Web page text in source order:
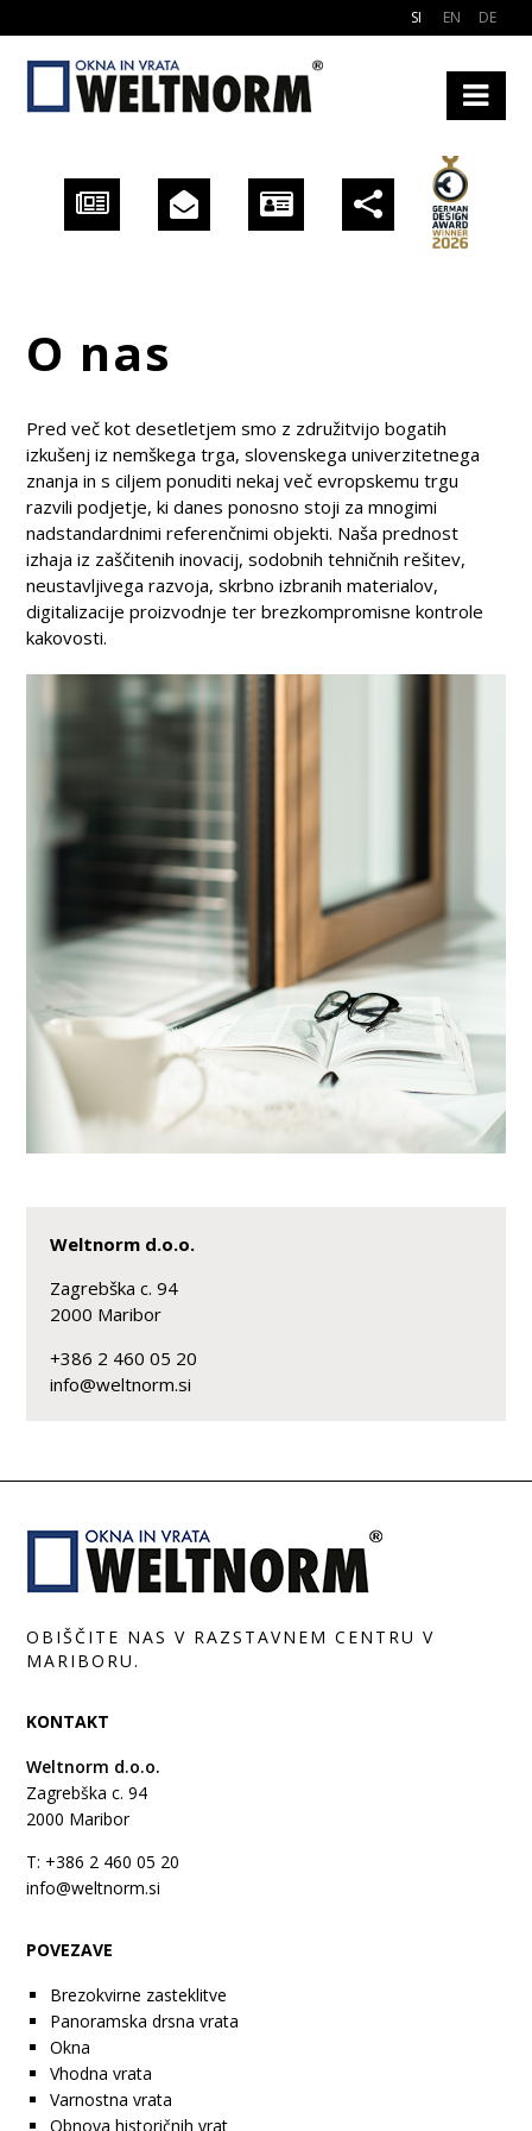
SI EN DE
O nas
Pred več kot desetletjem smo z združitvijo bogatih
izkušenj iz nemškega trga, slovenskega univerzitetnega
znanja in s ciljem ponuditi nekaj več evropskemu trgu
razvili podjetje, ki danes ponosno stoji za mnogimi
nadstandardnimi referenčnimi objekti. Naša prednost
izhaja iz zaščitenih inovacij, sodobnih tehničnih rešitev,
neustavljivega razvoja, skrbno izbranih materialov,
digitalizacije proizvodnje ter brezkompromisne kontrole
kakovosti.
Weltnorm d.o.o.
Zagrebška c. 94
2000 Maribor
+386 2 460 05 20
info@weltnorm.si
OBIŠČITE NAS V RAZSTAVNEM CENTRU V
MARIBORU.
KONTAKT
Weltnorm d.o.o.
Zagrebška c. 94
2000 Maribor
T: +386 2 460 05 20
info@weltnorm.si
POVEZAVE
Brezokvirne zasteklitve
Panoramska drsna vrata
Okna
Vhodna vrata
Varnostna vrata
Obnova historičnih vrat